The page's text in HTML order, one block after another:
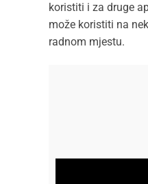
koristiti i za druge
može koristiti na
radnom mjestu.